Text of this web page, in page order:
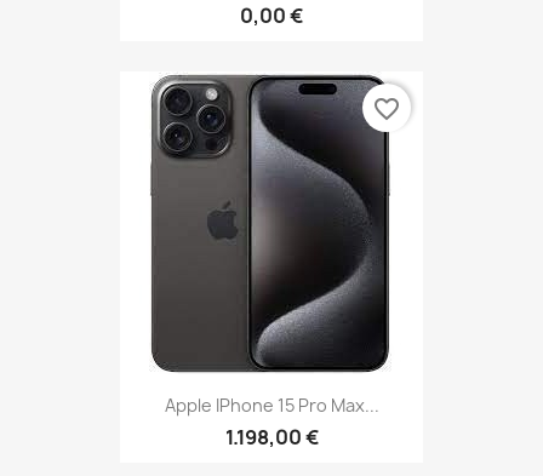
0,00 €
Apple IPhone 15 Pro Max...
1.198,00 €
favorite_border